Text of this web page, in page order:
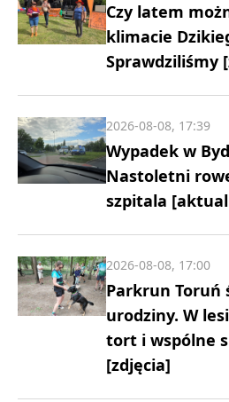
Czy latem
klimacie
Sprawdziliśmy
Wypadek w
Nastoletni
szpitala
2026-08-08, 17:39
Parkrun Toruń
urodziny. W
tort i wspólne
[zdjęcia]
2026-08-08, 17:00